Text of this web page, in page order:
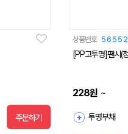
주문하기
상품번호
[PP고투명]팬시(
228원 ~
투명부채